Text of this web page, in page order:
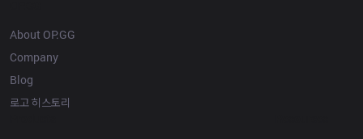
About OP.GG
Company
Blog
로고 히스토리